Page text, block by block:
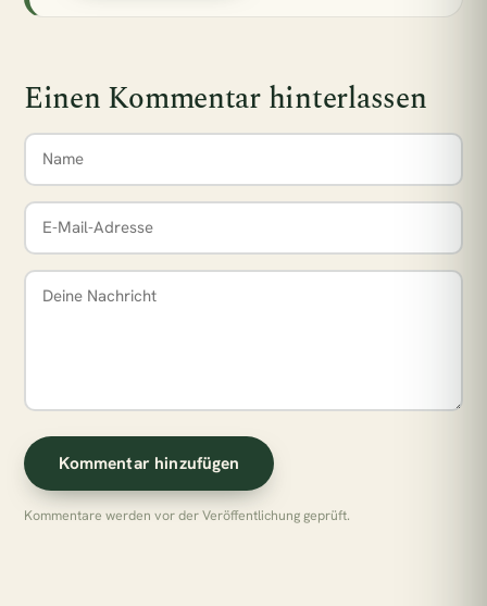
Einen Kommentar hinterlassen
Kommentar hinzufügen
Kommentare werden vor der Veröffentlichung geprüft.